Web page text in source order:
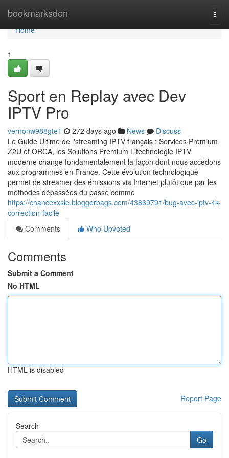
bookmarksden
Home
Home
1
Sport en Replay avec Dev
IPTV Pro
vernonw988gte1 272 days ago News
Discuss
Le Guide Ultime de l'streaming IPTV français : Services Premium
Z2U et ORCA, les Solutions Premium L'technologie IPTV
moderne change fondamentalement la façon dont nous accédons
aux programmes en France. Cette évolution technologique
permet de streamer des émissions via Internet plutôt que par les
méthodes dépassées du passé comme
https://chancexxsle.bloggerbags.com/43869791/bug-avec-iptv-4k-
correction-facile
Comments
Who Upvoted
Comments
Submit a Comment
No HTML
HTML is disabled
Report Page
Search
Go